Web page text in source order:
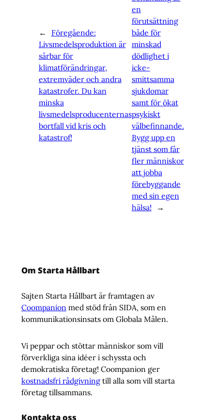
←
Föregående:
Livsmedelsproduktion är
sårbar för
klimatförändringar,
extremväder och andra
katastrofer. Du kan
minska
livsmedelsproducenternas
bortfall vid kris och
katastrof!
en
förutsättning
både för
minskad
dödlighet i
icke-
smittsamma
sjukdomar
samt för ökat
psykiskt
välbefinnande.
Bygg upp en
tjänst som får
fler människor
att jobba
förebyggande
med sin egen
hälsa!
→
Om Starta Hållbart
Sajten Starta Hållbart är framtagen av
Coompanion med stöd från SIDA, som en
kommunikationsinsats om Globala Målen.
Vi peppar och stöttar människor som vill
förverkliga sina idéer i schyssta och
demokratiska företag! Coompanion ger
kostnadsfri rådgivningtill alla som vill starta
företag tillsammans.
Kontakta oss